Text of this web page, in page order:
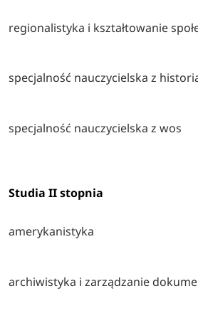
regionalistyka i kształtowanie
specjalność nauczycielska z
specjalność nauczycielska z wos
Studia II stopnia
amerykanistyka
archiwistyka i zarządzanie